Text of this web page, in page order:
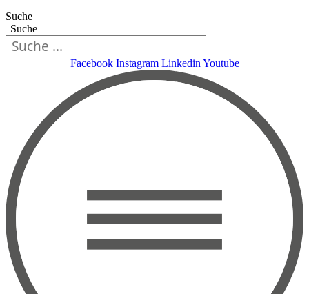
Suche
Suche
Facebook Instagram Linkedin Youtube